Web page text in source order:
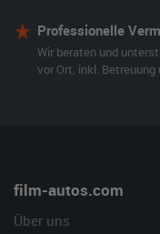
Professionelle
Wir beraten und
vor Ort, inkl. Betreuung
film-autos.com
Über uns